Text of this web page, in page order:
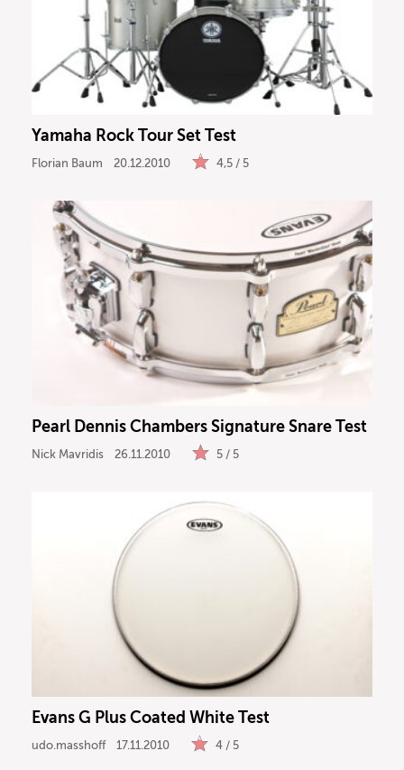
Yamaha Rock Tour Set Test
Florian Baum 20.12.2010 4,5 / 5
Pearl Dennis Chambers Signature Snare Test
Nick Mavridis 26.11.2010 5 / 5
Evans G Plus Coated White Test
udo.masshoff 17.11.2010 4 / 5